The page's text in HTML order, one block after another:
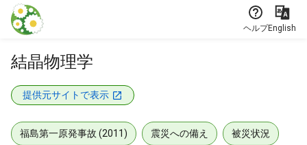
本文に飛ぶ
ヘルプEnglish
結晶物理学
提供元サイトで表示
福島第一原発事故 (2011) 震災への備え 被災状況